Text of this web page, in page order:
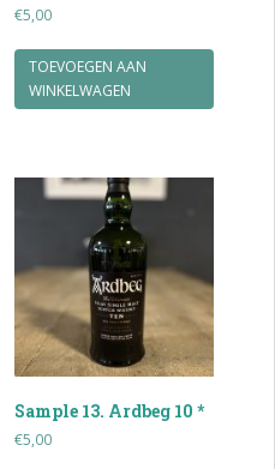
€5,00
TOEVOEGEN AAN
WINKELWAGEN
Sample 13. Ardbeg 10 *
€5,00